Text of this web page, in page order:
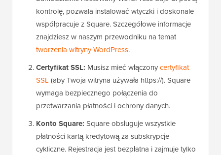
kontrolę, pozwala instalować wtyczki i doskonale
współpracuje z Square. Szczegółowe informacje
znajdziesz w naszym przewodniku na temat
tworzenia witryny WordPress.
Certyfikat SSL: Musisz mieć włączonycertyfikat
SSL (aby Twoja witryna używała https://). Square
wymaga bezpiecznego połączenia do
przetwarzania płatności i ochrony danych.
Konto Square: Square obsługuje wszystkie
płatności kartą kredytową za subskrypcje
cykliczne. Rejestracja jest bezpłatna i zajmuje tylko